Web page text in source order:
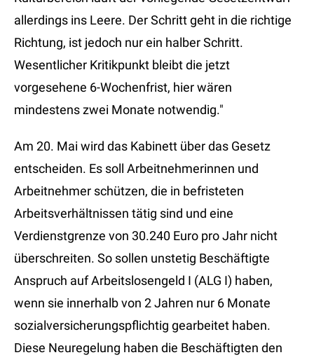
allerdings ins Leere. Der Schritt geht in die richtige
Richtung, ist jedoch nur ein halber Schritt.
Wesentlicher Kritikpunkt bleibt die jetzt
vorgesehene 6-Wochenfrist, hier wären
mindestens zwei Monate notwendig."
Am 20. Mai wird das Kabinett über das Gesetz
entscheiden. Es soll Arbeitnehmerinnen und
Arbeitnehmer schützen, die in befristeten
Arbeitsverhältnissen tätig sind und eine
Verdienstgrenze von 30.240 Euro pro Jahr nicht
überschreiten. So sollen unstetig Beschäftigte
Anspruch auf Arbeitslosengeld I (ALG I) haben,
wenn sie innerhalb von 2 Jahren nur 6 Monate
sozialversicherungspflichtig gearbeitet haben.
Diese Neuregelung haben die Beschäftigten den